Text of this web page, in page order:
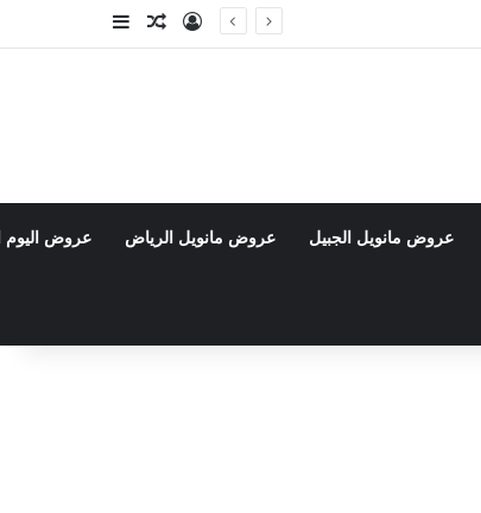
تسجيل الدخول
مقال عشوائي
إضافة عمود
عروض مانويل الجبيل عروض مانويل الرياض عروض اليوم